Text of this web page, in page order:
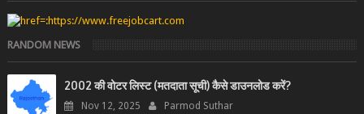
RANDOM NEWS
2002 की वोटर लिस्ट (मतदाता सूची) कैसे डाउनलोड करें?
Nov 12, 2025 Parmod Suthar